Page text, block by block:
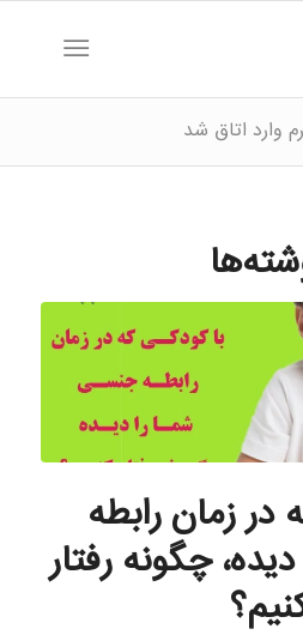
وارد اتاق شد
در زمان رابطه
چگونه رفتار